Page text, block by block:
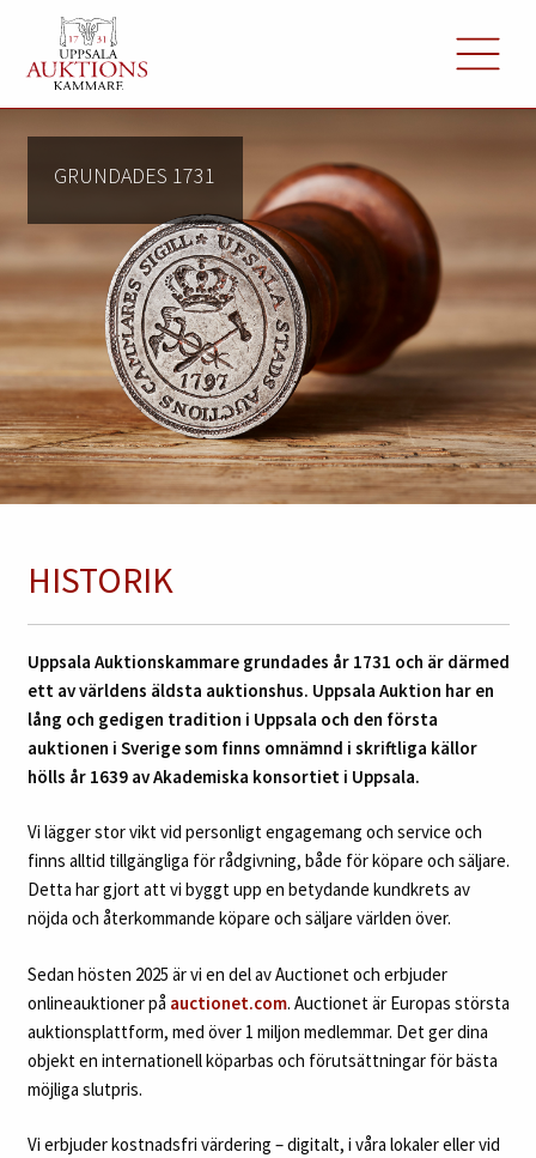
GRUNDADES 1731
HISTORIK
Uppsala Auktionskammare grundades år 1731 och är därmed
ett av världens äldsta auktionshus. Uppsala Auktion har en
lång och gedigen tradition i Uppsala och den första
auktionen i Sverige som finns omnämnd i skriftliga källor
hölls år 1639 av Akademiska konsortiet i Uppsala.
Vi lägger stor vikt vid personligt engagemang och service och
finns alltid tillgängliga för rådgivning, både för köpare och säljare.
Detta har gjort att vi byggt upp en betydande kundkrets av
nöjda och återkommande köpare och säljare världen över.
Sedan hösten 2025 är vi en del av Auctionet och erbjuder
onlineauktioner på auctionet.com. Auctionet är Europas största
auktionsplattform, med över 1 miljon medlemmar. Det ger dina
objekt en internationell köparbas och förutsättningar för bästa
möjliga slutpris.
Vi erbjuder kostnadsfri värdering – digitalt, i våra lokaler eller vid